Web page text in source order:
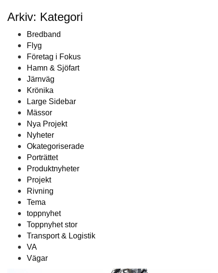
Arkiv: Kategori
Bredband
Flyg
Företag i Fokus
Hamn & Sjöfart
Järnväg
Krönika
Large Sidebar
Mässor
Nya Projekt
Nyheter
Okategoriserade
Porträttet
Produktnyheter
Projekt
Rivning
Tema
toppnyhet
Toppnyhet stor
Transport & Logistik
VA
Vägar